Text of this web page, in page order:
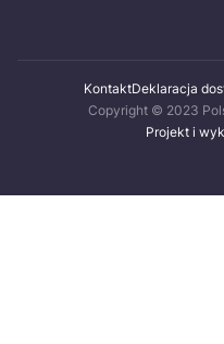
KontaktDeklaracja
Copyright © 2023
Projekt i